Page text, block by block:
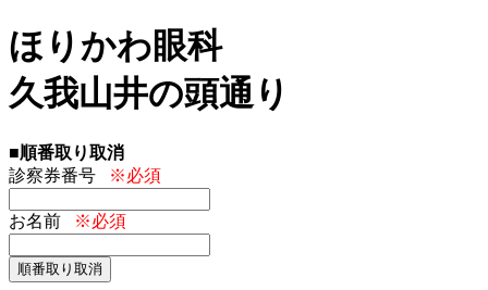
ほりかわ眼科
久我山井の頭通り
■順番取り取消
診察券番号
※必須
お名前 ※必須